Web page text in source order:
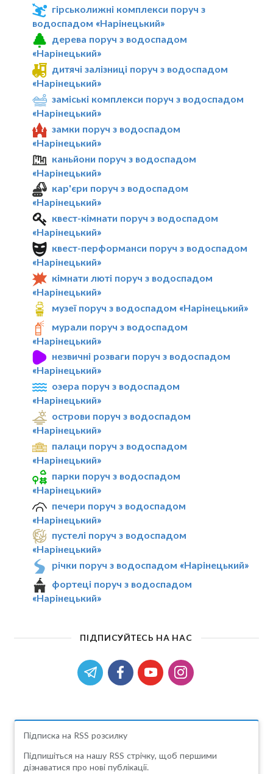
гірськолижні комплекси поруч з
водоспадом «Нарінецький»
дерева поруч з водоспадом
«Нарінецький»
дитячі залізниці поруч з водоспадом
«Нарінецький»
заміські комплекси поруч з водоспадом
«Нарінецький»
замки поруч з водоспадом
«Нарінецький»
каньйони поруч з водоспадом
«Нарінецький»
кар'єри поруч з водоспадом
«Нарінецький»
квест-кімнати поруч з водоспадом
«Нарінецький»
квест-перформанси поруч з водоспадом
«Нарінецький»
кімнати люті поруч з водоспадом
«Нарінецький»
музеї поруч з водоспадом «Нарінецький»
мурали поруч з водоспадом
«Нарінецький»
незвичні розваги поруч з водоспадом
«Нарінецький»
озера поруч з водоспадом
«Нарінецький»
острови поруч з водоспадом
«Нарінецький»
палаци поруч з водоспадом
«Нарінецький»
парки поруч з водоспадом
«Нарінецький»
печери поруч з водоспадом
«Нарінецький»
пустелі поруч з водоспадом
«Нарінецький»
річки поруч з водоспадом «Нарінецький»
фортеці поруч з водоспадом
«Нарінецький»
ПІДПИСУЙТЕСЬ НА НАС
Підписка на RSS розсилку
Підпишіться на нашу RSS стрічку, щоб першими
дізнаватися про нові публікації.